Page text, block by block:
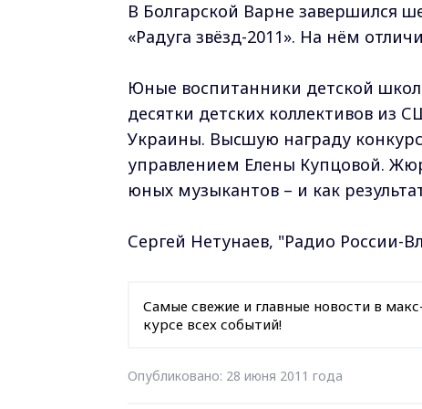
В Болгарской Варне завершился
«Радуга звёзд-2011». На нём
Юные воспитанники детской
десятки детских коллективов из
Украины. Высшую награду
управлением Елены Купцовой.
юных музыкантов – и как
Сергей Нетунаев, "Радио России-
Самые свежие и главные новости в
курсе всех событий!
Опубликовано: 28 июня 2011 года